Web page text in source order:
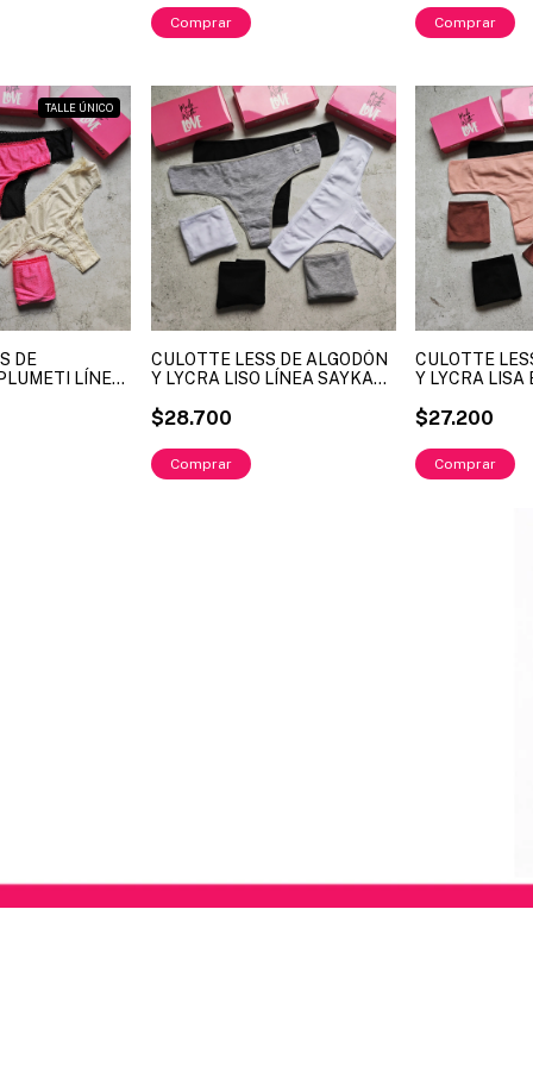
Comprar
TALLE ÚNICO
DE
LÍNEA
CULOTTE LESS DE ALGODÓN
Y LYCRA LISO LÍNEA SAYKA
$28.700
CULOTTE
Y LYCRA LISA
(X DOCENA)
$27.200